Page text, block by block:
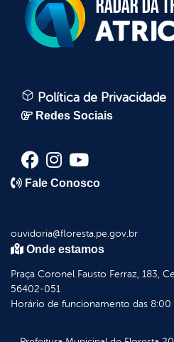
Política de Privacidade
Redes Sociais
Fale Conosco
ouvidoria@floresta.pe.gov.br
Onde estamos
Praça Coronel Fausto Ferraz, 183,
56402-051
Horário de funcionamento das 8:00